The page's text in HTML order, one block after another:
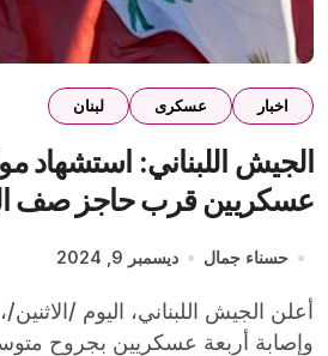
اخبار عسكرى لبنان
عسكريين قرب حاجز صف
حسناء جمال ديسمبر 9, 2024
أعلن الجيش اللبناني، اليوم /الاثنين/، استشهاد مواطن
وإصابة أربعة عسكريين بجروح